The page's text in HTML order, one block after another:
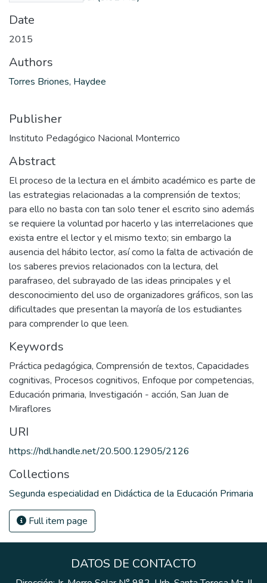
Date
2015
Authors
Torres Briones, Haydee
Publisher
Instituto Pedagógico Nacional Monterrico
Abstract
El proceso de la lectura en el ámbito académico es parte de
las estrategias relacionadas a la comprensión de textos;
para ello no basta con tan solo tener el escrito sino además
se requiere la voluntad por hacerlo y las interrelaciones que
exista entre el lector y el mismo texto; sin embargo la
ausencia del hábito lector, así como la falta de activación de
los saberes previos relacionados con la lectura, del
parafraseo, del subrayado de las ideas principales y el
desconocimiento del uso de organizadores gráficos, son las
dificultades que presentan la mayoría de los estudiantes
para comprender lo que leen.
Keywords
Práctica pedagógica, Comprensión de textos, Capacidades
cognitivas, Procesos cognitivos, Enfoque por competencias,
Educación primaria, Investigación - acción, San Juan de
Miraflores
URI
https://hdl.handle.net/20.500.12905/2126
Collections
Segunda especialidad en Didáctica de la Educación Primaria
Full item page
DATOS DE CONTACTO